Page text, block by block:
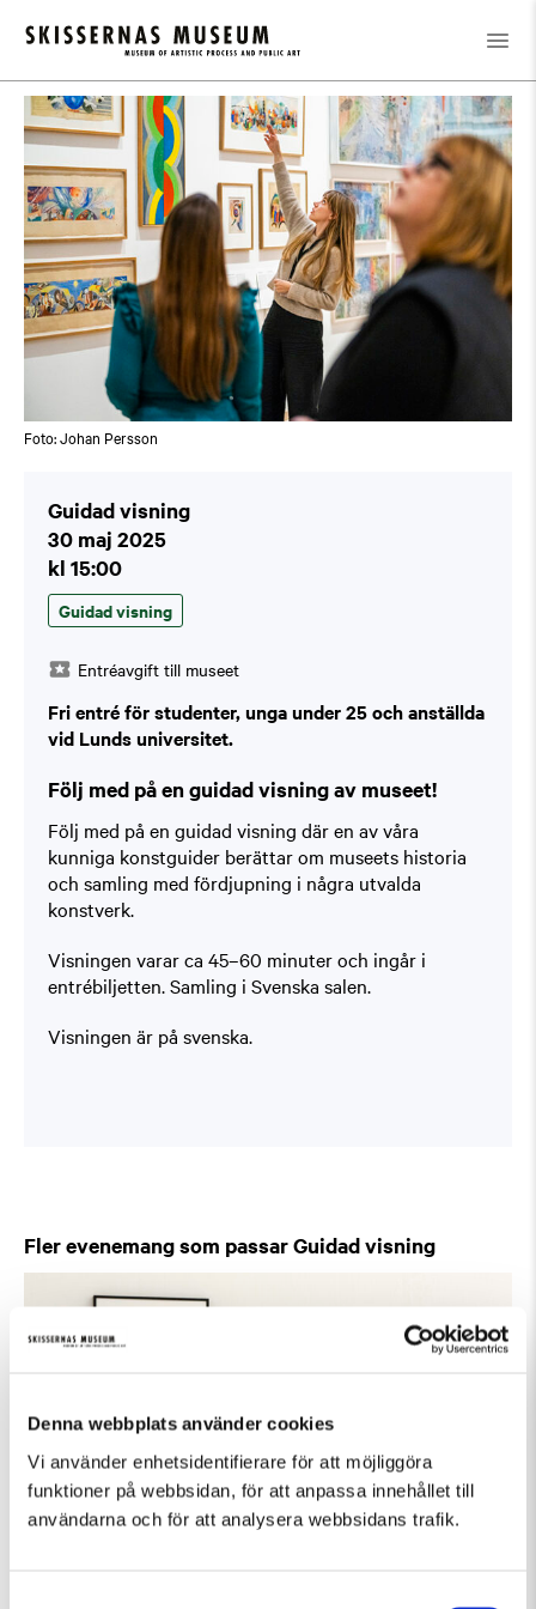
Denna webbplats använder cookies
Vi använder enhetsidentifierare för att möjliggöra
funktioner på webbsidan, för att anpassa innehållet till
användarna och för att analysera webbsidans trafik.
Kalender / Guidad visning
Foto: Johan Persson
Guidad visning
30 maj 2025
kl 15:00
Guidad visning
Entréavgift till museet
Fri entré för studenter, unga under 25 och anställda
vid Lunds universitet.
Följ med på en guidad visning av museet!
Följ med på en guidad visning där en av våra
kunniga konstguider berättar om museets historia
och samling med fördjupning i några utvalda
konstverk.
Visningen varar ca 45–60 minuter och ingår i
entrébiljetten. Samling i Svenska salen.
Visningen är på svenska.
Fler evenemang som passar Guidad visning